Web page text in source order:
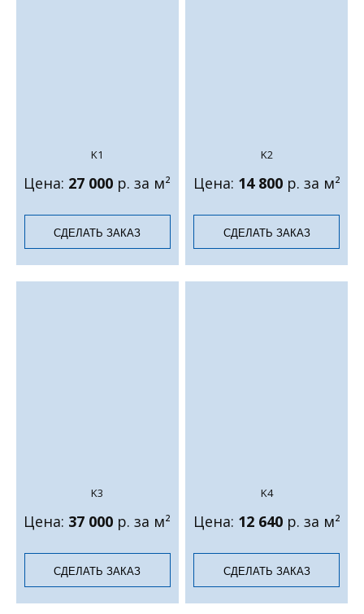
K1
Цена: 27 000 р. за м²
СДЕЛАТЬ ЗАКАЗ
K2
Цена: 14 800р. за м²
СДЕЛАТЬ ЗАКАЗ
K3
Цена: 37 000 р. за м²
СДЕЛАТЬ ЗАКАЗ
K4
Цена: 12 640р. за м²
СДЕЛАТЬ ЗАКАЗ